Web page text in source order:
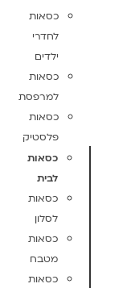
כסאות
לחדרי
ילדים
כסאות
למרפסת
כסאות
פלסטיק
כסאות
לבית
כסאות
לסלון
כסאות
מטבח
כסאות